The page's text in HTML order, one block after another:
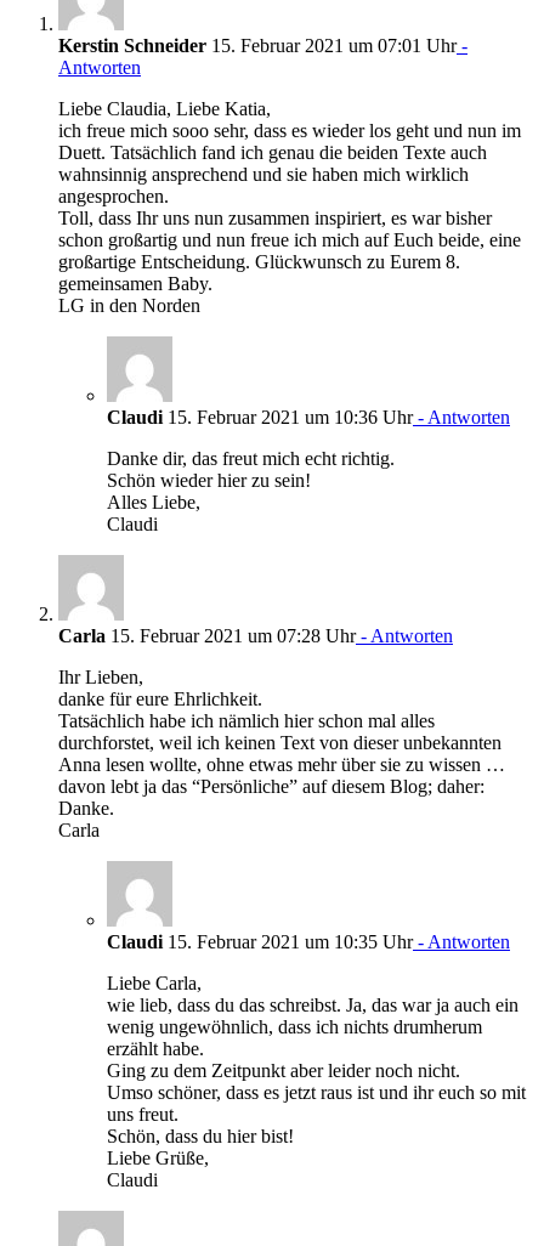
Kerstin Schneider 15. Februar 2021 um 07:01 Uhr-
Antworten
Liebe Claudia, Liebe Katia,
ich freue mich sooo sehr, dass es wieder los geht und nun im
Duett. Tatsächlich fand ich genau die beiden Texte auch
wahnsinnig ansprechend und sie haben mich wirklich
angesprochen.
Toll, dass Ihr uns nun zusammen inspiriert, es war bisher
schon großartig und nun freue ich mich auf Euch beide, eine
großartige Entscheidung. Glückwunsch zu Eurem 8.
gemeinsamen Baby.
LG in den Norden
Claudi 15. Februar 2021 um 10:36 Uhr- Antworten
Danke dir, das freut mich echt richtig.
Schön wieder hier zu sein!
Alles Liebe,
Claudi
Carla 15. Februar 2021 um 07:28 Uhr- Antworten
Ihr Lieben,
danke für eure Ehrlichkeit.
Tatsächlich habe ich nämlich hier schon mal alles
durchforstet, weil ich keinen Text von dieser unbekannten
Anna lesen wollte, ohne etwas mehr über sie zu wissen …
davon lebt ja das “Persönliche” auf diesem Blog; daher:
Danke.
Carla
Claudi 15. Februar 2021 um 10:35 Uhr- Antworten
Liebe Carla,
wie lieb, dass du das schreibst. Ja, das war ja auch ein
wenig ungewöhnlich, dass ich nichts drumherum
erzählt habe.
Ging zu dem Zeitpunkt aber leider noch nicht.
Umso schöner, dass es jetzt raus ist und ihr euch so mit
uns freut.
Schön, dass du hier bist!
Liebe Grüße,
Claudi